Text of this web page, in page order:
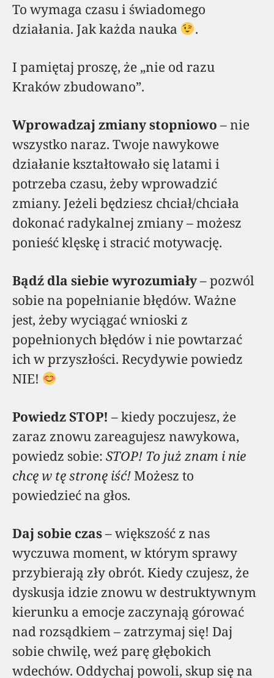
To wymaga czasu i świadomego
działania. Jak każda nauka
.
I pamiętaj proszę, że „nie od razu
Kraków zbudowano”.
Wprowadzaj zmiany stopniowo – nie
wszystko naraz. Twoje nawykowe
działanie kształtowało się latami i
potrzeba czasu, żeby wprowadzić
zmiany. Jeżeli będziesz chciał/chciała
dokonać radykalnej zmiany – możesz
ponieść klęskę i stracić motywację.
Bądź dla siebie wyrozumiały– pozwól
sobie na popełnianie błędów. Ważne
jest, żeby wyciągać wnioski z
popełnionych błędów i nie powtarzać
ich w przyszłości. Recydywie powiedz
NIE!
Powiedz STOP! – kiedy poczujesz, że
zaraz znowu zareagujesz nawykowa,
powiedz sobie: STOP! To już znam i nie
chcę w tę stronę iść!Możesz to
powiedzieć na głos.
Daj sobie czas– większość z nas
wyczuwa moment, w którym sprawy
przybierają zły obrót. Kiedy czujesz, że
dyskusja idzie znowu w destruktywnym
kierunku a emocje zaczynają górować
nad rozsądkiem – zatrzymaj się! Daj
sobie chwilę, weź parę głębokich
wdechów. Oddychaj powoli, skup się na